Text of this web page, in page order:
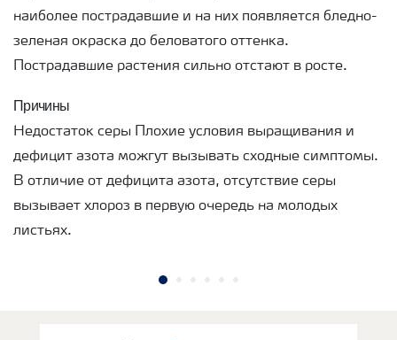
наиболее пострадавшие и на них появляется бледно-
зеленая окраска до беловатого оттенка.
Пострадавшие растения сильно отстают в росте.
Причины
Недостаток серы Плохие условия выращивания и
дефицит азота можгут вызывать сходные симптомы.
В отличие от дефицита азота, отсутствие серы
вызывает хлороз в первую очередь на молодых
листьях.